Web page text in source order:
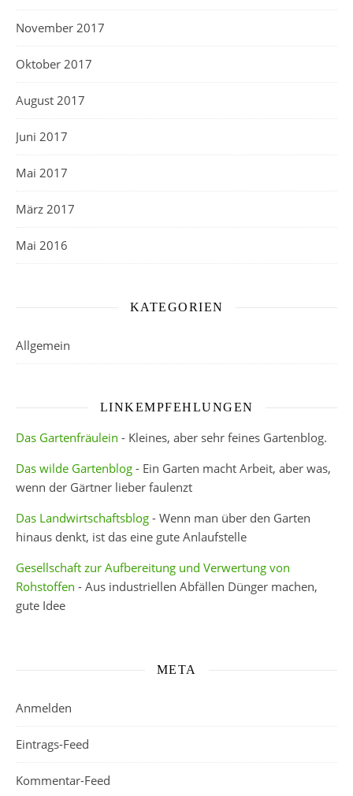
November 2017
Oktober 2017
August 2017
Juni 2017
Mai 2017
März 2017
Mai 2016
KATEGORIEN
Allgemein
LINKEMPFEHLUNGEN
Das Gartenfräulein - Kleines, aber sehr feines Gartenblog.
Das wilde Gartenblog - Ein Garten macht Arbeit, aber was,
wenn der Gärtner lieber faulenzt
Das Landwirtschaftsblog - Wenn man über den Garten
hinaus denkt, ist das eine gute Anlaufstelle
Gesellschaft zur Aufbereitung und Verwertung von
Rohstoffen - Aus industriellen Abfällen Dünger machen,
gute Idee
META
Anmelden
Eintrags-Feed
Kommentar-Feed